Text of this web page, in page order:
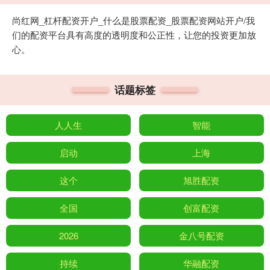
尚红网_杠杆配资开户_什么是股票配资_股票配资网站开户/我
们的配资平台具有高度的透明度和公正性，让您的投资更加放
心。
话题标签
人人生 智能
启动 上海
这个 旭胜配资
全国 创富配资
2026 金八号配资
持续 华融配资